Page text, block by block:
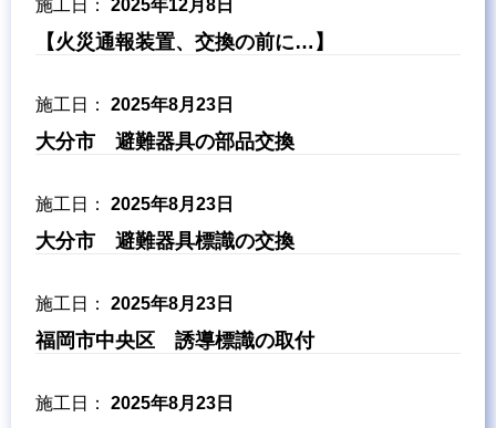
【火災通報装置、交換の前に…】
2025年12月8日
大分市 避難器具の部品交換
2025年8月23日
大分市 避難器具標識の交換
2025年8月23日
福岡市中央区 誘導標識の取付
2025年8月23日
2025年8月23日